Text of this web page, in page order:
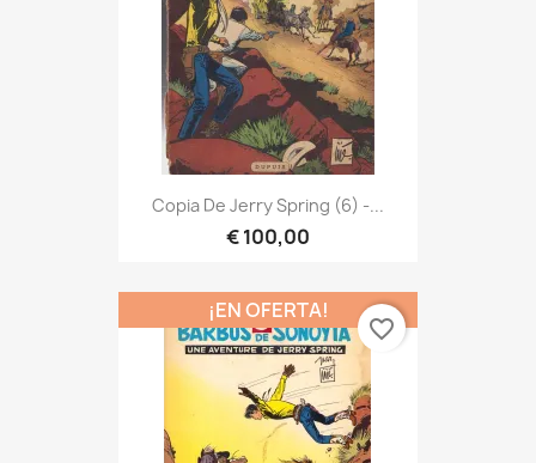
Copia De Jerry Spring (6) -...
€ 100,00
¡EN OFERTA!
favorite_border